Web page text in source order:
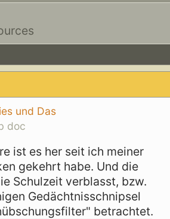
und Das
doc
ist es her seit ich meiner
gekehrt habe. Und die
Schulzeit verblasst, bzw.
Gedächtnisschnipsel
betrachtet.